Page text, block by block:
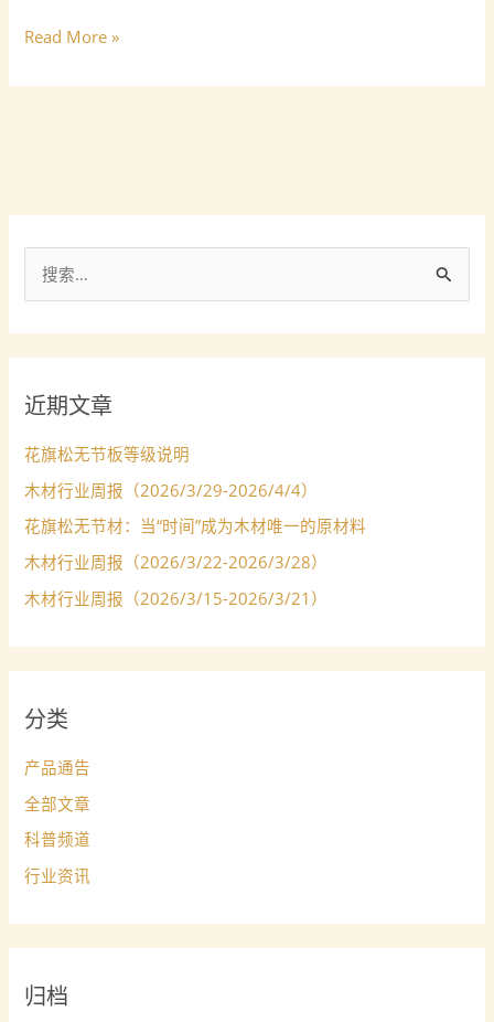
索
：
近期文章
花旗松无节板等级说明
木材行业周报（2026/3/29-2026/4/4）
花旗松无节材：当“时间”成为木材唯一的原材料
木材行业周报（2026/3/22-2026/3/28）
木材行业周报（2026/3/15-2026/3/21）
分类
产品通告
全部文章
科普频道
行业资讯
归档
云
Read More »